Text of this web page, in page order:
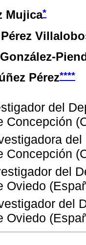
Mujica*
Pérez****
del
Concepción
Concepción
del
Oviedo
del
Oviedo